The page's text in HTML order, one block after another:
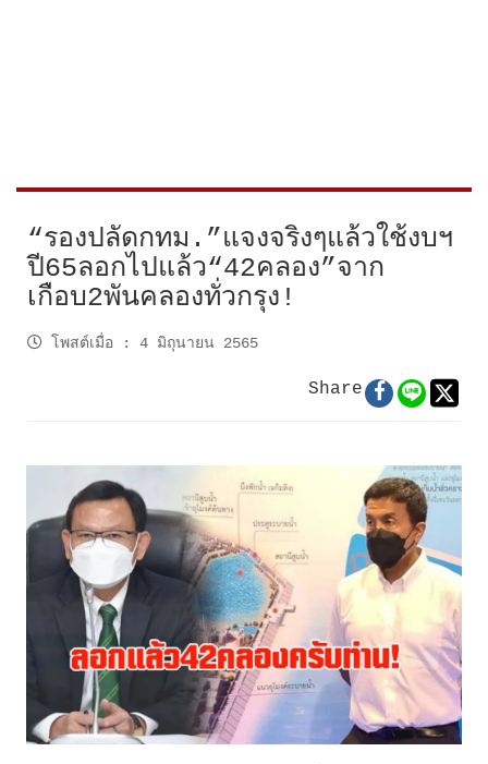
“รองปลัดกทม.”แจงจริงๆแล้วใช้งบฯ
ปี65ลอกไปแล้ว“42คลอง”จาก
เกือบ2พันคลองทั่วกรุง!
โพสต์เมื่อ : 4 มิถุนายน 2565
Share